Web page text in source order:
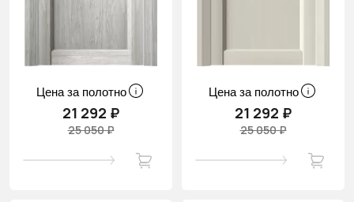
Цена за полотно
21 292 ₽
25 050 ₽
Цена за полотно
21 292 ₽
25 050 ₽